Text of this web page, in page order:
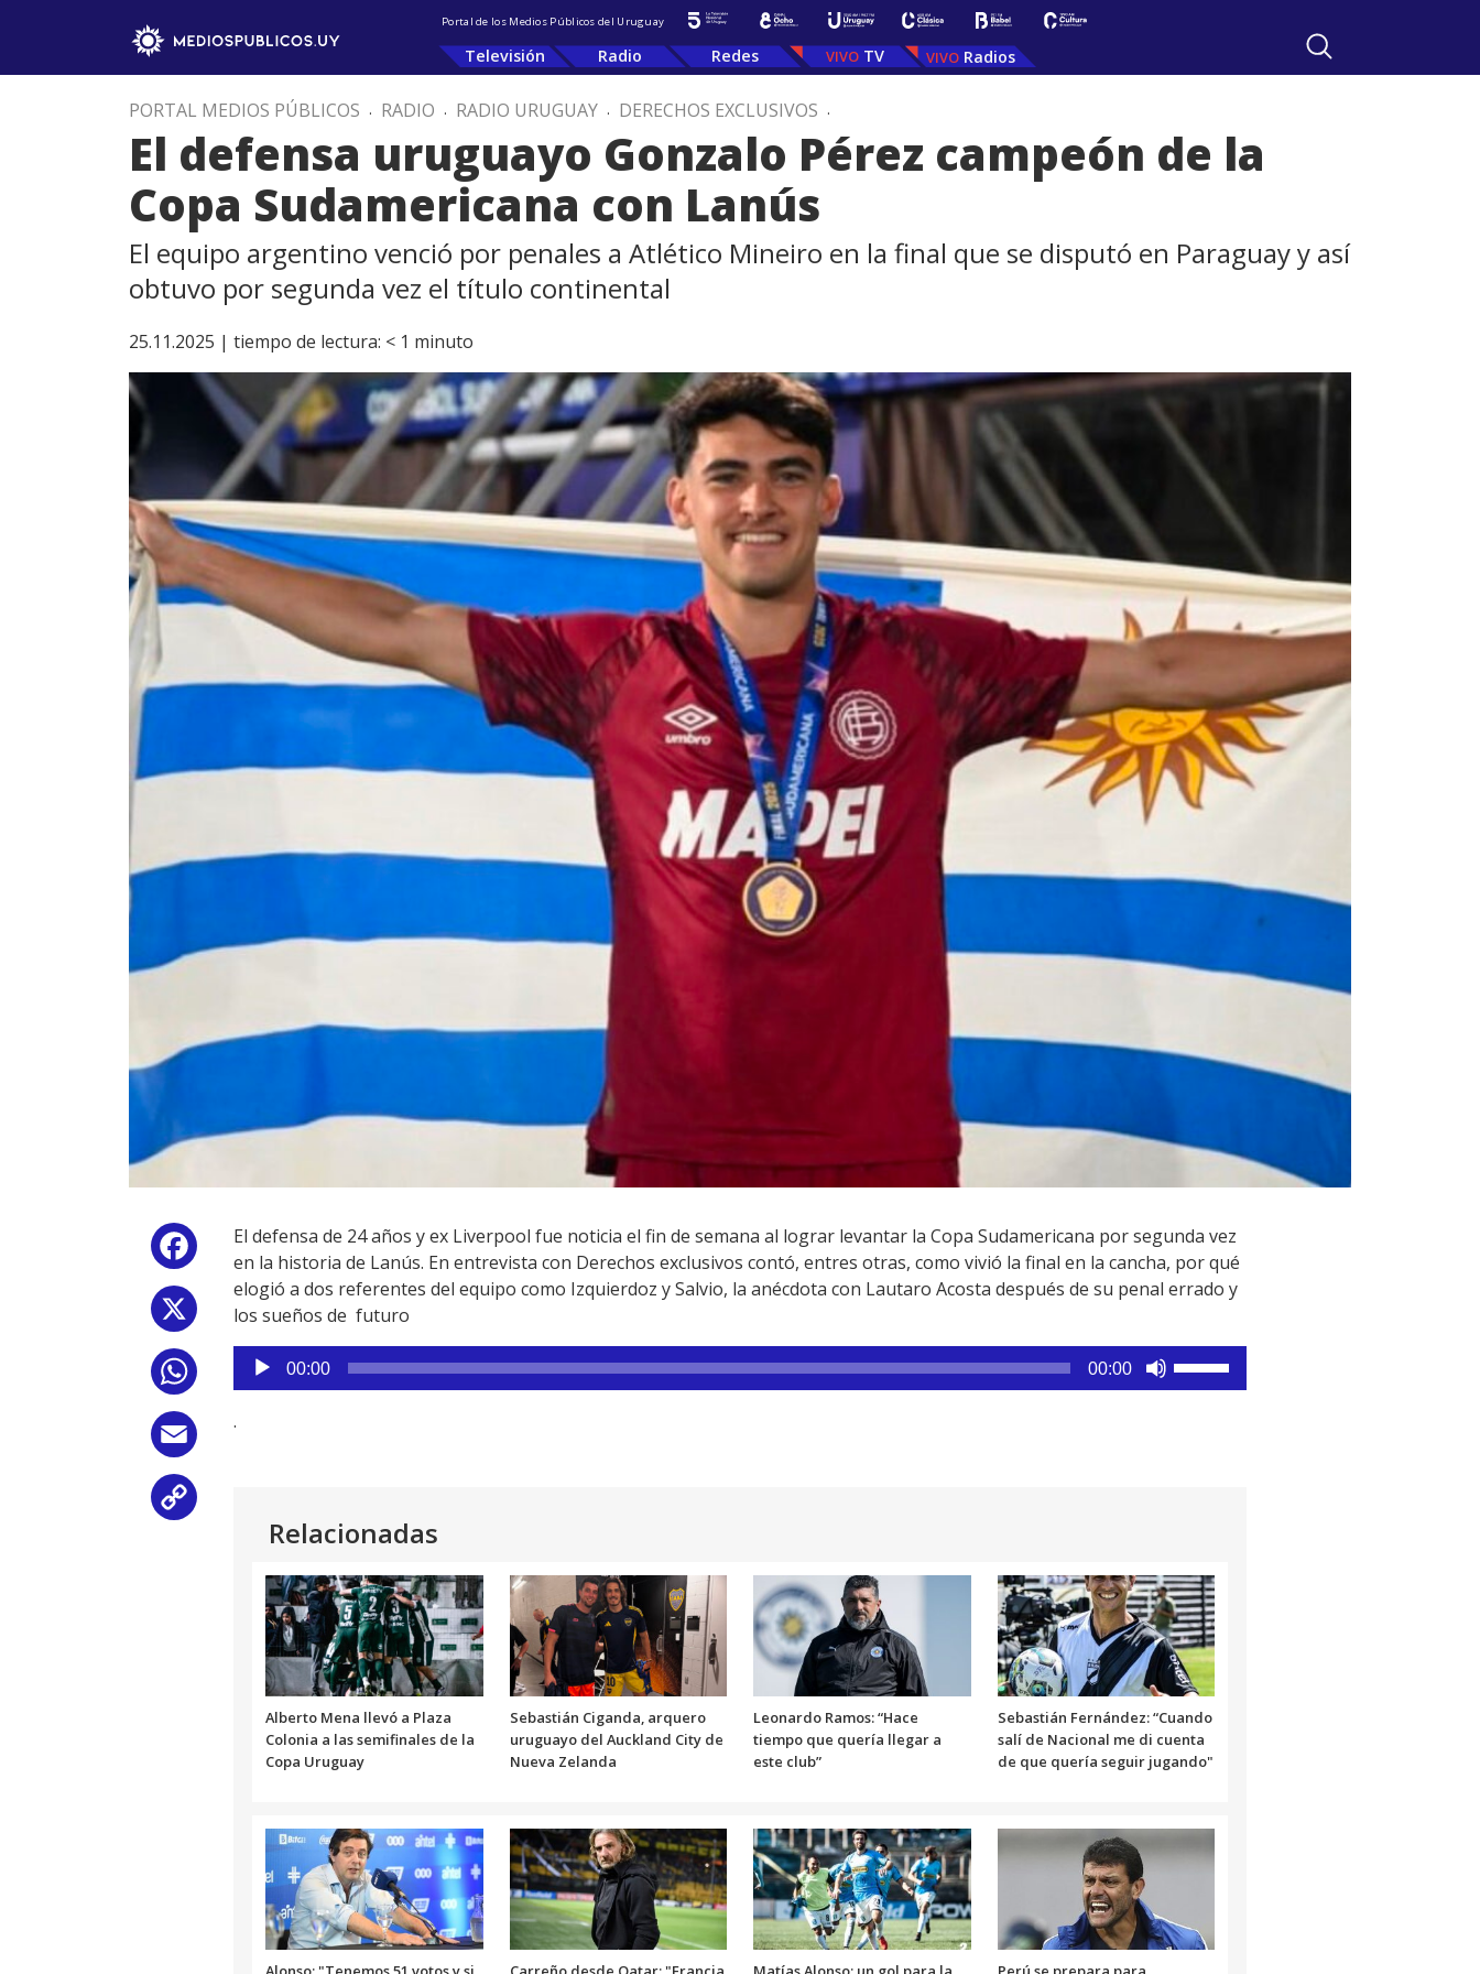
Portal de los Medios Públicos del Uruguay
Televisión Radio Redes TV Radios
PORTAL MEDIOS PÚBLICOS . RADIO . RADIO URUGUAY . DERECHOS EXCLUSIVOS .
El defensa uruguayo Gonzalo Pérez campeón de la
Copa Sudamericana con Lanús
El equipo argentino venció por penales a Atlético Mineiro en la final que se disputó en Paraguay y así
obtuvo por segunda vez el título continental
25.11.2025 | tiempo de lectura: < 1 minuto
Facebook
WhatsApp
El defensa de 24 años y ex Liverpool fue noticia el fin de semana al lograr levantar la Copa Sudamericana por segunda vez
en la historia de Lanús. En entrevista con Derechos exclusivos contó, entres otras, como vivió la final en la cancha, por qué
elogió a dos referentes del equipo como Izquierdoz y Salvio, la anécdota con Lautaro Acosta después de su penal errado y
los sueños de futuro
Reproductor
de
00:00 00:00
disminuir
el
volumen.
.
Relacionadas
Alberto Mena llevó a Plaza
Colonia a las semifinales de la
Copa Uruguay
Sebastián Ciganda, arquero
uruguayo del Auckland City de
Nueva Zelanda
Leonardo Ramos: “Hace
tiempo que quería llegar a
este club”
Sebastián Fernández: “Cuando
salí de Nacional me di cuenta
de que quería seguir jugando"